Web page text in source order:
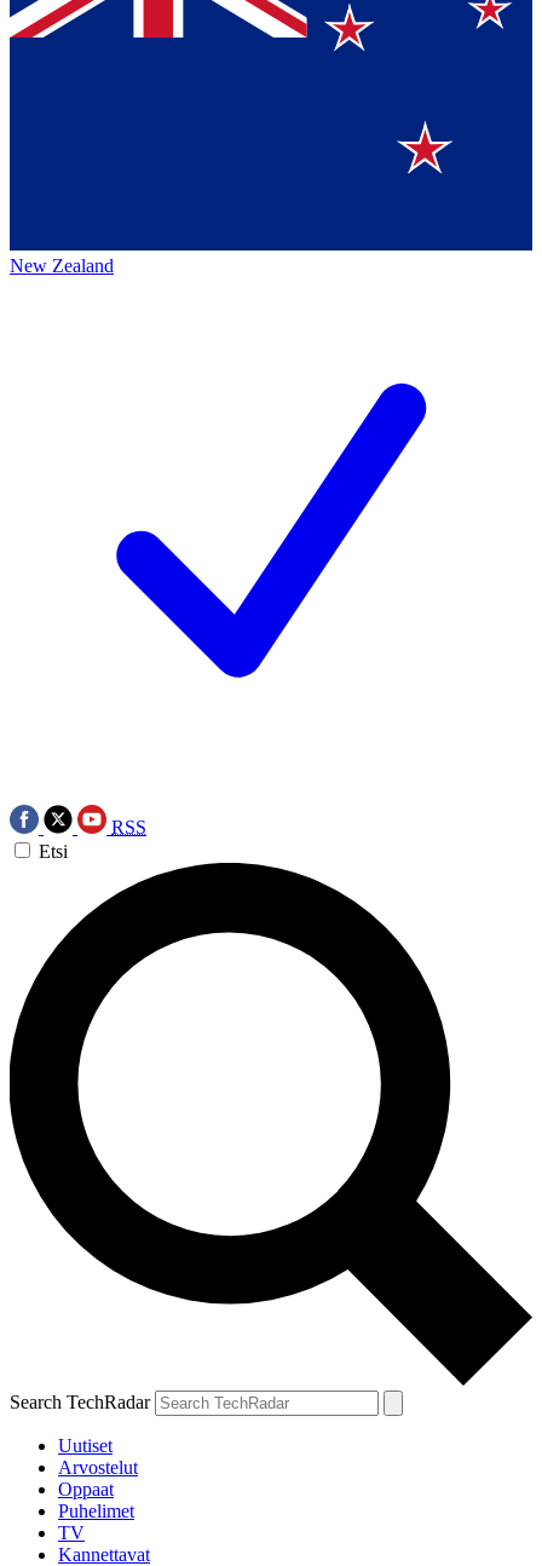
New Zealand
RSS
Etsi
Search TechRadar
Uutiset
Arvostelut
Oppaat
Puhelimet
TV
Kannettavat